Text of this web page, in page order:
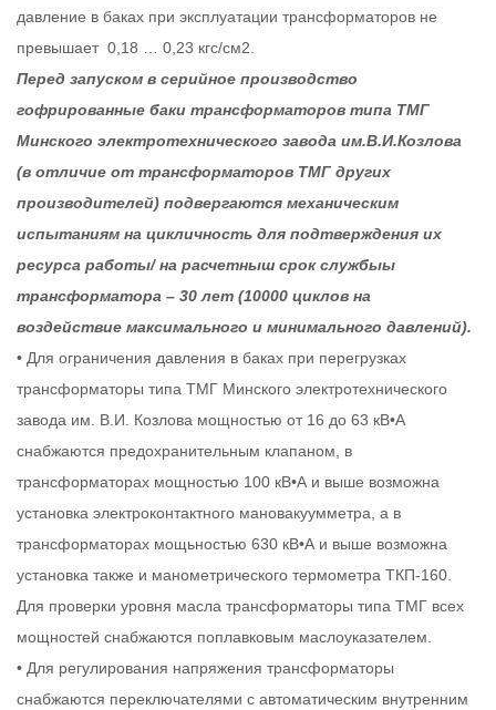
давление в баках при эксплуатации трансформаторов не
превышает 0,18 … 0,23 кгс/см2.
Перед запуском в серийное производство
гофрированные баки трансформаторов типа ТМГ
Минского электротехнического завода им.В.И.Козлова
(в отличие от трансформаторов ТМГ других
производителей) подвергаются механическим
испытаниям на цикличность для подтверждения их
ресурса работы/ на расчетныш срок службыы
трансформатора – 30 лет (10000 циклов на
воздействие максимального и минимального давлений).
• Для ограничения давления в баках при перегрузках
трансформаторы типа ТМГ Минского электротехнического
завода им. В.И. Козлова мощностью от 16 до 63 кВ•А
снабжаются предохранительным клапаном, в
трансформаторах мощностью 100 кВ•А и выше возможна
установка электроконтактного мановакуумметра, а в
трансформаторах мощьностью 630 кВ•А и выше возможна
установка также и манометрического термометра ТКП-160.
Для проверки уровня масла трансформаторы типа ТМГ всех
мощностей снабжаются поплавковым маслоуказателем.
• Для регулирования напряжения трансформаторы
снабжаются переключателями с автоматическим внутренним